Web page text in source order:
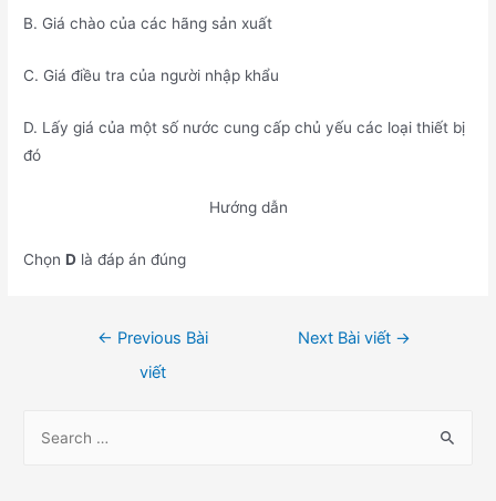
B. Giá chào của các hãng sản xuất
C. Giá điều tra của người nhập khẩu
D. Lấy giá của một số nước cung cấp chủ yếu các loại thiết bị
đó
Hướng dẫn
ChọnD là đáp án đúng
← Previous Bài
viết
Next Bài viết →